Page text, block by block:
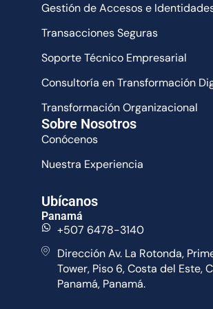
Gestión de Accesos e
Transacciones Seguras
Soporte Técnico Empresarial
Consultoría en Transformación
Transformación Organizacional
Sobre Nosotros
Conócenos
Nuestra Experiencia
Ubícanos
Panamá
+507 6478-3140
Dirección Av. La Rotonda,
Tower, Piso 6, Costa del Este,
Panamá, Panamá.